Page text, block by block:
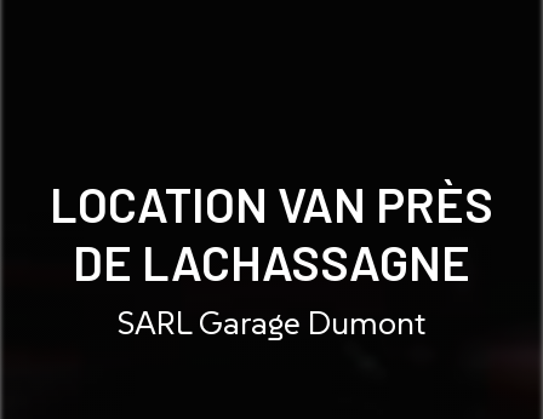
LOCATION VAN PRÈS
DE LACHASSAGNE
SARL Garage Dumont